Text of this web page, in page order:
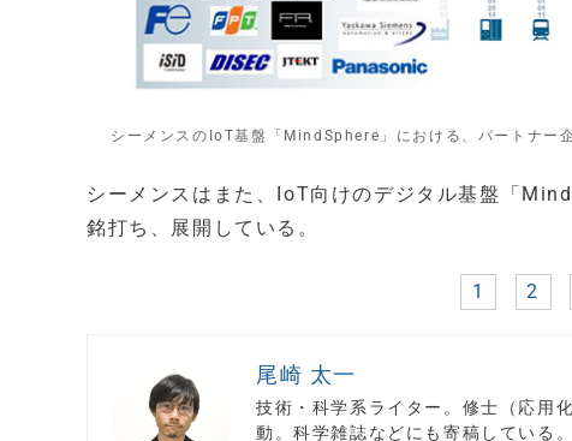
シーメンスのIoT基盤「MindSphere」における、パートナー
シーメンスはまた、IoT向けのデジタル基盤「
銘打ち、展開している。
1 2
尾崎 太一
技術・科学系ライター。修士（応用
動。科学雑誌などにも寄稿している。